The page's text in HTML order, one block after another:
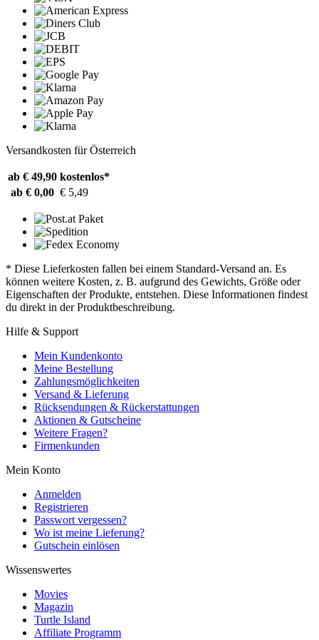
Versandkosten für Österreich
ab € 49,90 kostenlos*
ab € 0,00 € 5,49
* Diese Lieferkosten fallen bei einem Standard-Versand an. Es
können weitere Kosten, z. B. aufgrund des Gewichts, Größe oder
Eigenschaften der Produkte, entstehen. Diese Informationen findest
du direkt in der Produktbeschreibung.
Hilfe & Support
Mein Kundenkonto
Meine Bestellung
Zahlungsmöglichkeiten
Versand & Lieferung
Rücksendungen & Rückerstattungen
Aktionen & Gutscheine
Weitere Fragen?
Firmenkunden
Mein Konto
Anmelden
Registrieren
Passwort vergessen?
Wo ist meine Lieferung?
Gutschein einlösen
Wissenswertes
Movies
Magazin
Turtle Island
Affiliate Programm